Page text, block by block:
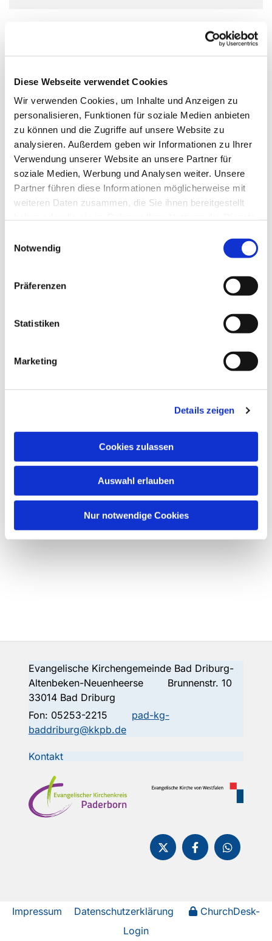
Diese Webseite verwendet Cookies
Wir verwenden Cookies, um Inhalte und Anzeigen zu
personalisieren, Funktionen für soziale Medien anbieten
zu können und die Zugriffe auf unsere Website zu
analysieren. Außerdem geben wir Informationen zu Ihrer
Verwendung unserer Website an unsere Partner für
soziale Medien, Werbung und Analysen weiter. Unsere
Partner führen diese Informationen möglicherweise mit
weiteren Daten zusammen, die Sie ihnen bereitgestellt
Notwendig
Präferenzen
Statistiken
Marketing
Details zeigen
Cookies zulassen
Auswahl erlauben
Nur notwendige Cookies
Dies könnte Sie auch
Evangelische Kirchengemeinde Bad Driburg-
Altenbeken-Neuenheerse Brunnenstr. 10
33014 Bad Driburg
Fon: 05253-2215
pad-kg-
baddriburg@kkpb.de
Kontakt
Impressum Datenschutzerklärung
ChurchDesk-
Login